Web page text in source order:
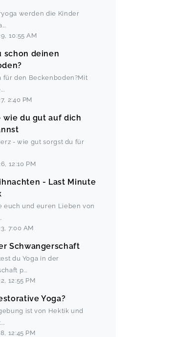
werden die Kinder
...
, 10:55 AM
schon deinen
für den Beckenboden?Mit
...
, 2:40 PM
wie du gut auf dich
- wie gut sorgst du für
, 12:10 PM
- Last Minute
euch und euren Lieben von
, 7:00 AM
Schwangerschaft
du Yoga in der
p...
, 12:55 PM
Yoga?
ist von Hektik und
...
, 12:45 PM